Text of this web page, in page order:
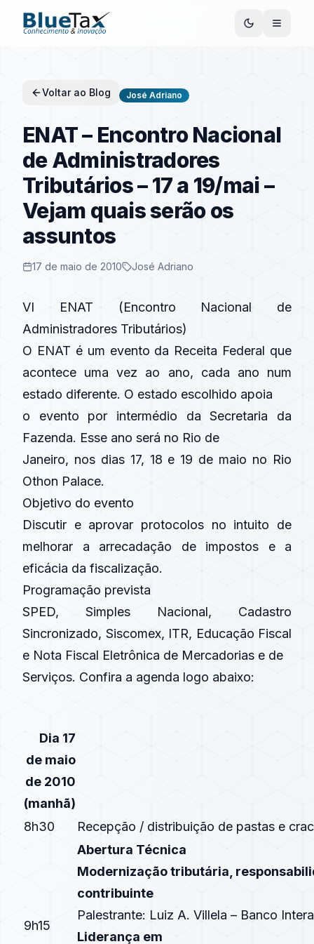
Voltar ao Blog José Adriano
ENAT – Encontro Nacional
de Administradores
Tributários – 17 a 19/mai –
Vejam quais serão os
assuntos
17 de maio de 2010 José Adriano
VI ENAT (Encontro Nacional de
Administradores Tributários)
O ENAT é um evento da Receita Federal que
acontece uma vez ao ano, cada ano num
estado diferente. O estado escolhido apoia
o evento por intermédio da Secretaria da
Fazenda. Esse ano será no Rio de
Janeiro, nos dias 17, 18 e 19 de maio no Rio
Othon Palace.
Objetivo do evento
Discutir e aprovar protocolos no intuito de
melhorar a arrecadação de impostos e a
eficácia da fiscalização.
Programação prevista
SPED, Simples Nacional, Cadastro
Sincronizado, Siscomex, ITR, Educação Fiscal
e Nota Fiscal Eletrônica de Mercadorias e de
Serviços. Confira a agenda logo abaixo:
Dia 17
de maio
de 2010
(manhã)
8h30
Recepção / distribuição de pastas e
9h15
Abertura Técnica
Modernização tributária,
contribuinte
Palestrante: Luiz A. Villela – Banco
Liderança em